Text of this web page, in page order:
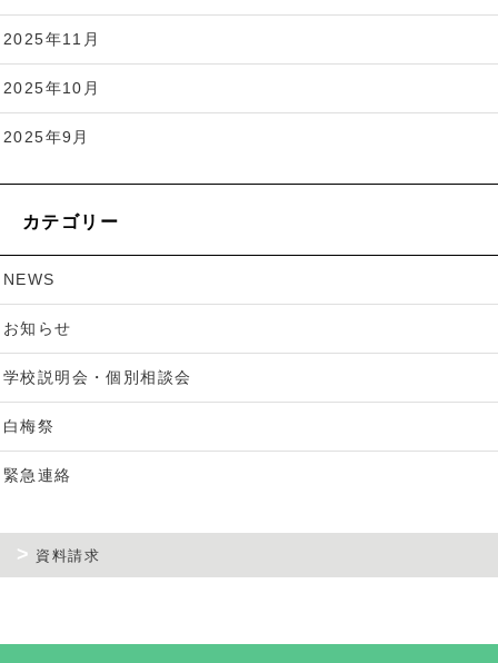
2025年11月
2025年10月
2025年9月
カテゴリー
NEWS
お知らせ
学校説明会・個別相談会
白梅祭
緊急連絡
資料請求